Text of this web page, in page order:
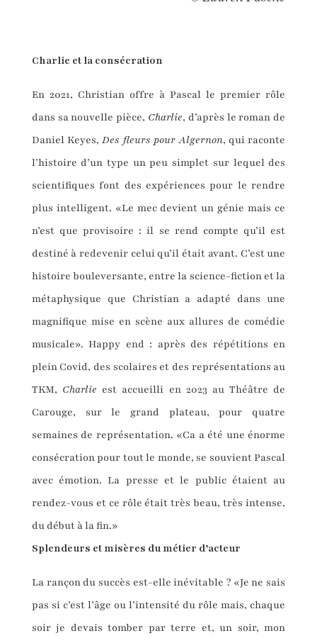
Charlie et la consécration
En 2021, Christian offre à Pascal le premier rôle
dans sa nouvelle pièce, Charlie, d’après le roman de
Daniel Keyes,Des fleurs pour Algernon, qui raconte
l’histoire d’un type un peu simplet sur lequel des
scientifiques font des expériences pour le rendre
plus intelligent. «Le mec devient un génie mais ce
n’est que provisoire : il se rend compte qu’il est
destiné à redevenir celui qu’il était avant. C’est une
histoire bouleversante, entre la science-fiction et la
métaphysique que Christian a adapté dans une
magnifique mise en scène aux allures de comédie
musicale». Happy end : après des répétitions en
plein Covid, des scolaires et des représentations au
TKM, Charlie est accueilli en 2023 au Théâtre de
Carouge, sur le grand plateau, pour quatre
semaines de représentation. «Ca a été une énorme
consécration pour tout le monde, se souvient Pascal
avec émotion. La presse et le public étaient au
rendez-vous et ce rôle était très beau, très intense,
du début à la fin.»
Splendeurs et misères du métier d’acteur
La rançon du succès est-elle inévitable ? «Je ne sais
pas si c’est l’âge ou l’intensité du rôle mais, chaque
soir je devais tomber par terre et, un soir, mon